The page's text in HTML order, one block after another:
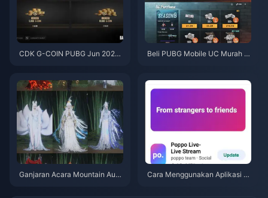
CDK G-COIN PUBG Jun 2026:
Beli PUBG Mobile UC Murah u
aik & Tambah Nilai Selamat
Ganjaran Acara Mountain Autu
Cara Menggunakan Aplikasi P